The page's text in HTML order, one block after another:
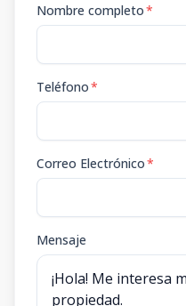
Nombre completo*
Teléfono*
Correo Electrónico*
Mensaje